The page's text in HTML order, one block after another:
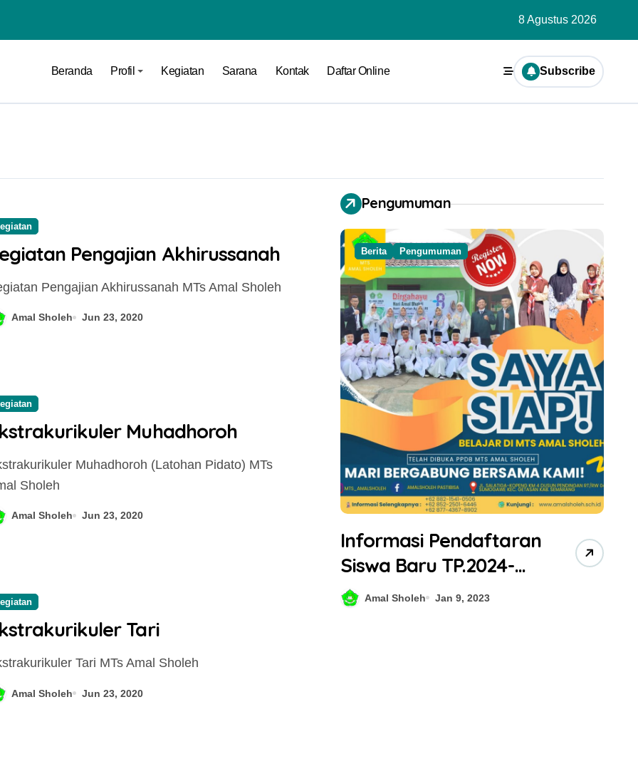
8 Agustus 2026
Beranda Profil Kegiatan Sarana Kontak Daftar Online Subscribe
Pengajian Akhirussanah
Pengajian Akhirussanah MTs Amal Sholeh
Amal Sholeh Jun 23, 2020
Muhadhoroh
Sholeh
Amal Sholeh Jun 23, 2020
Tari
Tari MTs Amal Sholeh
Amal Sholeh Jun 23, 2020
Pengumuman
Berita Pengumuman Berita Pengumuman
Informasi Pendaftaran
Siswa Baru TP.2024-
2025Amal Sholeh Jan 9, 2023